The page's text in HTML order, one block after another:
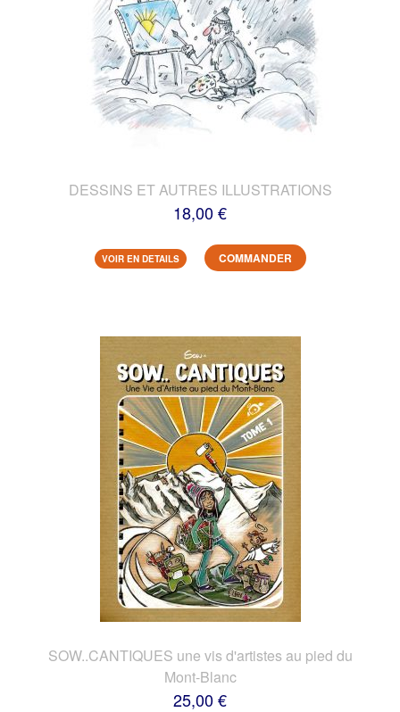
DESSINS ET AUTRES ILLUSTRATIONS
18,00 €
VOIR EN DETAILS COMMANDER
SOW..CANTIQUES une vis d'artistes au pied du
Mont-Blanc
25,00 €